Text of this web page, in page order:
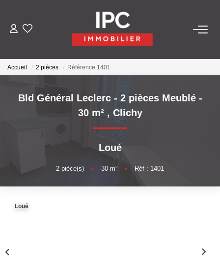
ACHETER
LOUER
LES AGENCES
Accueil 2 pièces Référence 1401
Bld Général Leclerc - 2 pièces Meublé -
30 m² , Clichy
Loué
2 pièce(s) • 30 m² • Réf : 1401
Loué